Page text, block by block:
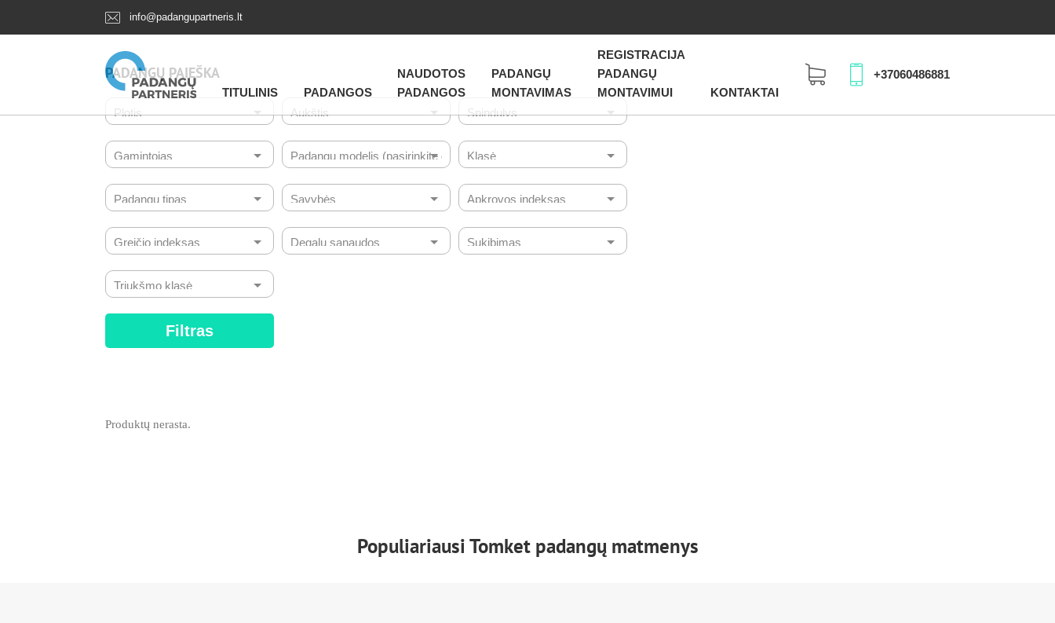
info@padangupartneris.lt
TITULINIS PADANGOS
NAUDOTOS
PADANGOS
PADANGŲ
MONTAVIMAS
REGISTRACIJA
PADANGŲ
MONTAVIMUI
KONTAKTAI
+37060486881
PADANGŲ PAIEŠKA
Filtras
Produktų nerasta.
Populiariausi Tomket padangų matmenys